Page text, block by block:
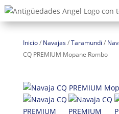
Inicio/ Navajas/Taramundi /
CQ PREMIUM Mopane Rombo